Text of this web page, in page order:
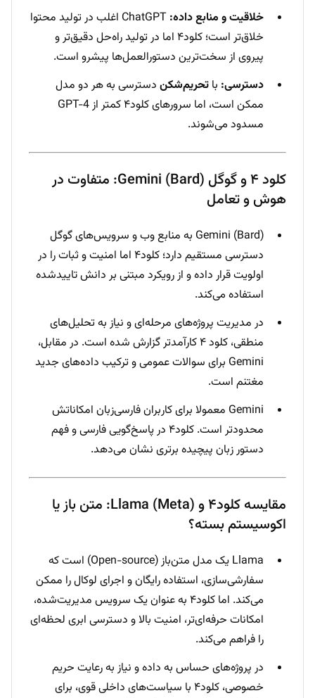
خلاقیت و منابع داده:
ChatGPT اغلب در تولید محتوا
خلاق‌تر است؛ کلود۴ اما در تولید راه‌حل دقیق‌تر و
پیروی از سخت‌ترین دستورالعمل‌ها پیشرو است.
دسترسی: با تحریم‌شکن دسترسی به هر دو مدل
ممکن است، اما سرورهای کلود۴ کمتر از GPT-4
مسدود می‌شوند.
کلود ۴ و گوگل Gemini (Bard): متفاوت در
هوش و تعامل
Gemini (Bard) به منابع وب و سرویس‌های گوگل
دسترسی مستقیم دارد؛ کلود۴ اما امنیت و ثبات را در
اولویت قرار داده و از رویکرد مبتنی بر دانش تاییدشده
استفاده می‌کند.
در مدیریت پروژه‌های مرحله‌ای و نیاز به تحلیل‌های
منطقی، کلود ۴ کارآمدتر گزارش شده است. در مقابل،
Gemini برای سوالات عمومی و ترکیب داده‌های جدید
مغتنم است.
Gemini معمولا برای کاربران فارسی‌زبان امکاناتش
محدودتر است. کلود۴ در پاسخ‌گویی فارسی و فهم
دستور زبان پیچیده برتری نشان می‌دهد.
مقایسه کلود۴ و Llama (Meta): متن باز یا
اکوسیستم بسته؟
Llama یک مدل متن‌باز (Open-source) است که
سفارشی‌سازی، استفاده رایگان و اجرای لوکال را ممکن
می‌کند. اما کلود۴ به عنوان یک سرویس مدیریت‌شده،
امکانات حرفه‌ای‌تر، امنیت بالا و دسترسی ابری لحظه‌ای
را فراهم می‌کند.
در پروژه‌های حساس به داده و نیاز به رعایت حریم
خصوصی، کلود۴ با سیاست‌های داخلی قوی، برای